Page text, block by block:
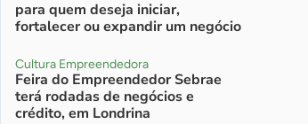
para quem deseja iniciar,
fortalecer ou expandir um negócio
Cultura Empreendedora
Feira do Empreendedor Sebrae
terá rodadas de negócios e
crédito, em Londrina